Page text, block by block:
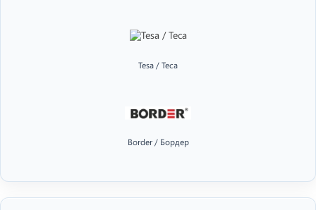
Tesa / Теса
Border / Бордер